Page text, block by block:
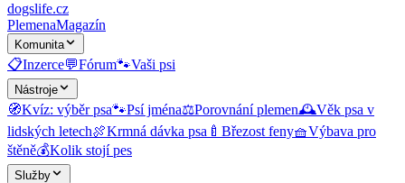
dogslife.cz
PlemenaMagazín
Komunita
📋Inzerce💬Fórum🐾Vaši psi
Nástroje
🧭Kvíz: výběr psa🐾Psí jména⚖️Porovnání plemen🕰️Věk psa v
lidských letech🍖Krmná dávka psa 🍼 Březost feny🧺Výbava pro
štěně💰Kolik stojí pes
Služby